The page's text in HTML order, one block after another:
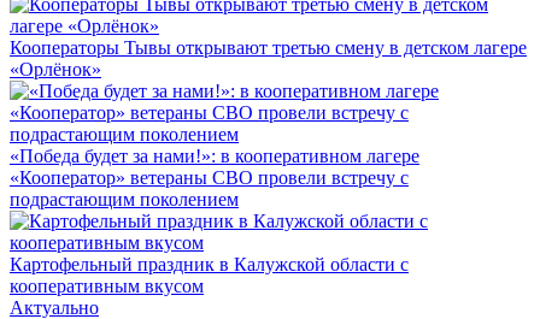
Кооператоры Тывы открывают третью смену в детском лагере
«Орлёнок»
«Победа будет за нами!»: в кооперативном лагере
«Кооператор» ветераны СВО провели встречу с
подрастающим поколением
Картофельный праздник в Калужской области с
кооперативным вкусом
Актуально